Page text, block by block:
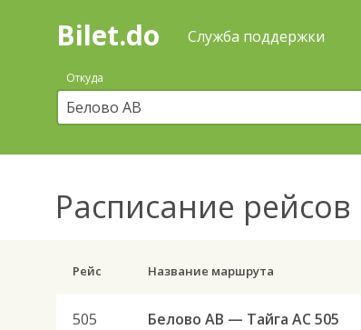
Поиск
покупка
билетов
автобус
онлайн
Bilet.do Служба поддержки
Откуда
Расписание рейсов
Рейс Название маршрута
505 Белово АВ — Тайга АС 505